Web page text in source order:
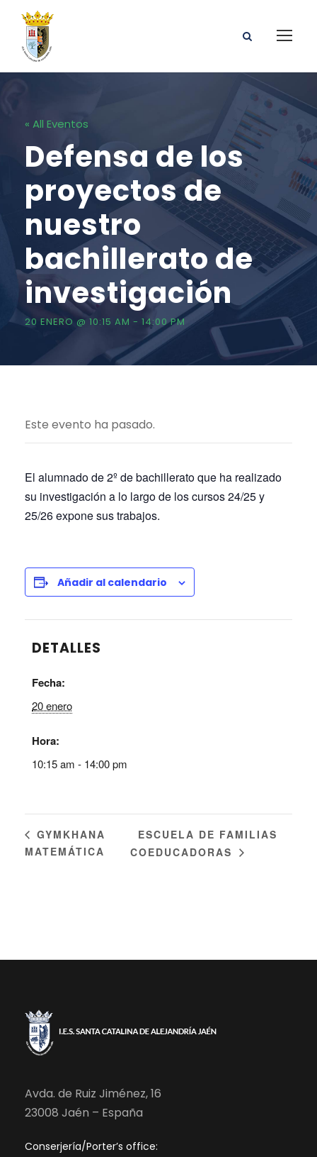
« All Eventos
Defensa de los
proyectos de
nuestro
bachillerato de
investigación
20 ENERO @ 10:15 AM - 14:00 PM
Este evento ha pasado.
El alumnado de 2º de bachillerato que ha realizado
su investigación a lo largo de los cursos 24/25 y
25/26 expone sus trabajos.
Añadir al calendario
DETALLES
Fecha:
20 enero
Hora:
10:15 am - 14:00 pm
GYMKHANA
MATEMÁTICA
ESCUELA DE FAMILIAS
COEDUCADORAS
Avda. de Ruiz Jiménez, 16
23008 Jaén – España
Conserjería/Porter’s office: